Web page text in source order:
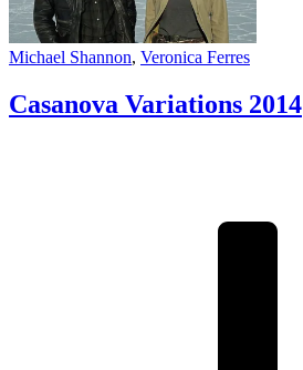
Michael Shannon, Veronica Ferres
Casanova Variations 2014